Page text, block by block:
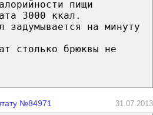
пищи
3000 ккал.
задумывается на минуту
столько брюквы не
№84971 31.07.2013